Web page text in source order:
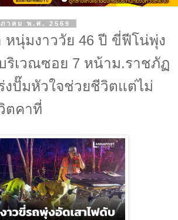
าคม พ.ศ. 2569
หนุ่มงาววัย 46 ปี ขี่ฟีโน่พุ่ง
ริเวณซอย 7 หน้าม.ราชภัฏ
งปั๊มหัวใจช่วยชีวิตแต่ไม่
ตคาที่